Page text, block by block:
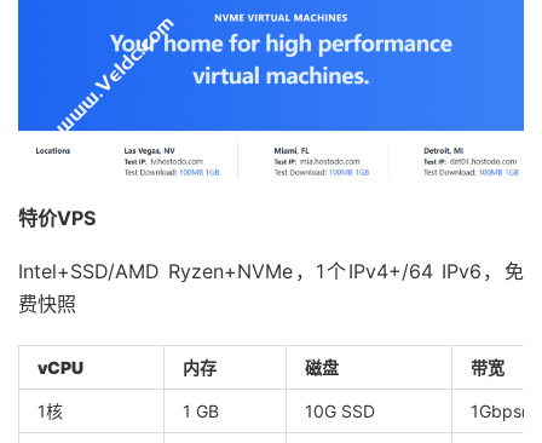
特价VPS
Intel+SSD/AMD Ryzen+NVMe，1个IPv4+/64 IPv6，免
费快照
vCPU 内存 磁盘 带宽
1核 1 GB 10G SSD